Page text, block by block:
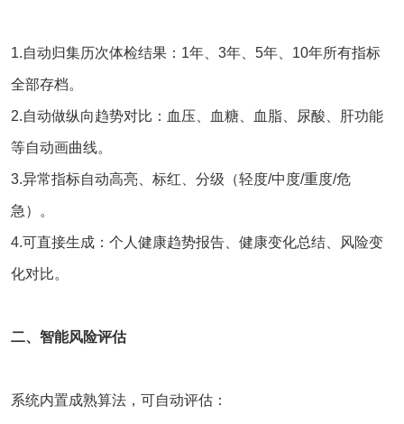
1.自动归集历次体检结果：1年、3年、5年、10年所有指标
全部存档。
2.自动做纵向趋势对比：血压、血糖、血脂、尿酸、肝功能
等自动画曲线。
3.异常指标自动高亮、标红、分级（轻度/中度/重度/危
急）。
4.可直接生成：个人健康趋势报告、健康变化总结、风险变
化对比。
二、智能风险评估
系统内置成熟算法，可自动评估：